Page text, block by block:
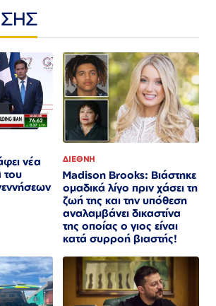
νέα
του
ΔΙΕΘΝΗ
Madison Brooks: Βιάστηκε
ομαδικά λίγο πριν χάσει τη
ζωή της και την υπόθεση
αναλαμβάνει δικαστίνα
της οποίας ο γιος είναι
κατά συρροή βιαστής!